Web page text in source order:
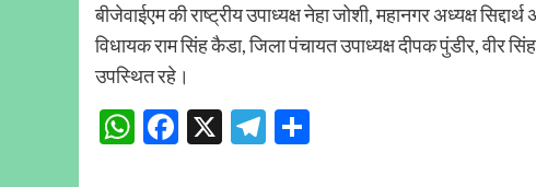
बीजेवाईएम की राष्ट्रीय उपाध्यक्ष नेहा जोशी, महानगर अध्यक्ष
विधायक राम सिंह कैडा, जिला पंचायत उपाध्यक्ष दीपक पुंडीर,
उपस्थित रहे।
WhatsApp
Facebook
X Telegram